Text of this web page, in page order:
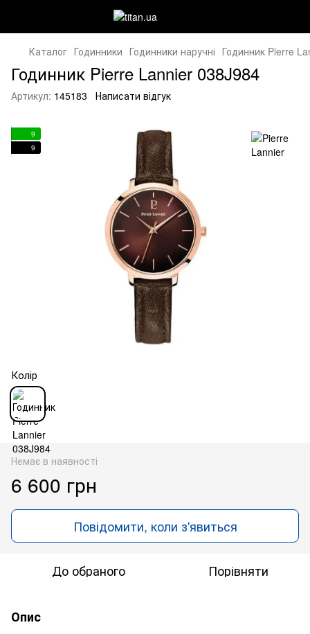
Каталог Годинники Годинники наручні Годинник Pierre
Годинник Pierre Lannier 038J984
Артикул: 145183 Написати відгук
9
9
Колір
Немає в наявності
6 600 грн
Повідомити, коли з'явиться
До обраного Порівняти
Опис